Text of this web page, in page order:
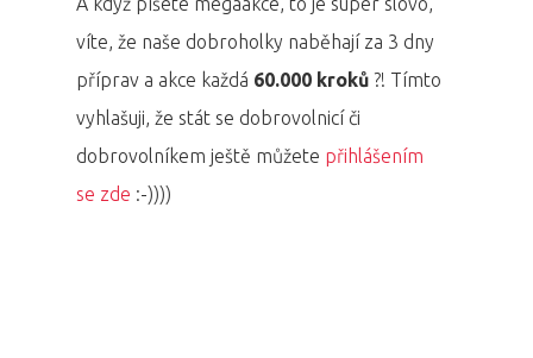
víte, že naše dobroholky naběhají za 3 dny
příprav a akce každá 60.000 kroků ?! Tímto
vyhlašuji, že stát se dobrovolnicí či
dobrovolníkem ještě můžete přihlášením
se zde :-))))
Domů
Program 26.3.